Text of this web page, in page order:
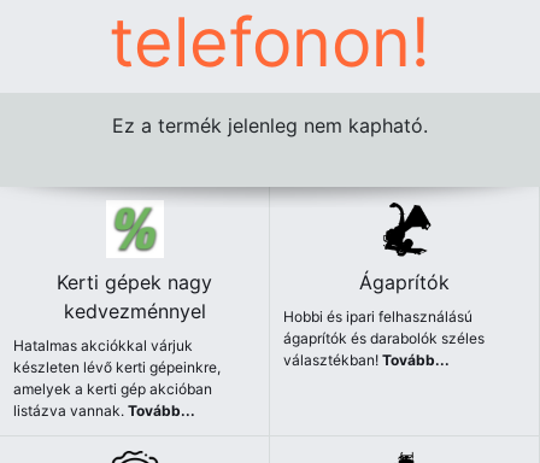
telefonon!
Ez a termék jelenleg nem kapható.
Kerti gépek nagy
kedvezménnyel
Hatalmas akciókkal várjuk
készleten lévő kerti gépeinkre,
amelyek a kerti gép akcióban
listázva vannak.Tovább...
Ágaprítók
Hobbi és ipari felhasználású
ágaprítók és darabolók széles
választékban!Tovább...